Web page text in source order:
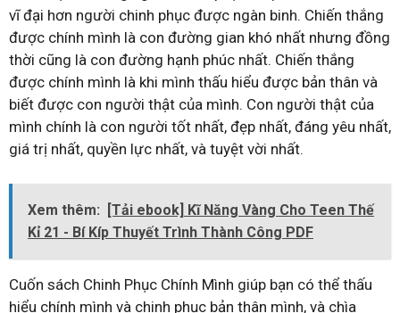
vĩ đại hơn người chinh phục được ngàn binh. Chiến thắng
được chính mình là con đường gian khó nhất nhưng đồng
thời cũng là con đường hạnh phúc nhất. Chiến thắng
được chính mình là khi mình thấu hiểu được bản thân và
biết được con người thật của mình. Con người thật của
mình chính là con người tốt nhất, đẹp nhất, đáng yêu nhất,
giá trị nhất, quyền lực nhất, và tuyệt vời nhất.
Xem thêm:
[Tải ebook] Kĩ Năng Vàng Cho Teen Thế
Kỉ 21 - Bí Kíp Thuyết Trình Thành Công PDF
Cuốn sách Chinh Phục Chính Mình giúp bạn có thể thấu
hiểu chính mình và chinh phục bản thân mình, và chìa